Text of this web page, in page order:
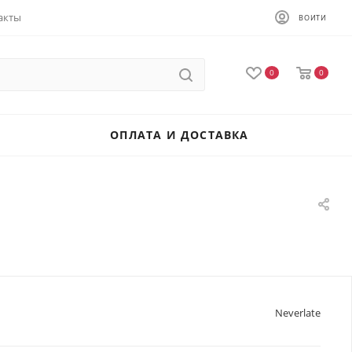
ВОЙТИ
0 0
ОПЛАТА И ДОСТАВКА
Neverlate